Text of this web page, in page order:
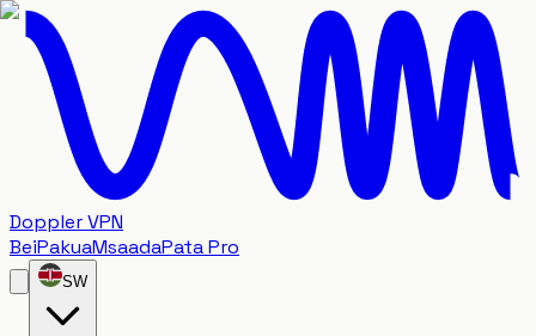
Doppler VPN
BeiPakuaMsaadaPata Pro
SW